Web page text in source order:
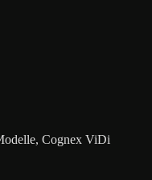
Cognex ViDi